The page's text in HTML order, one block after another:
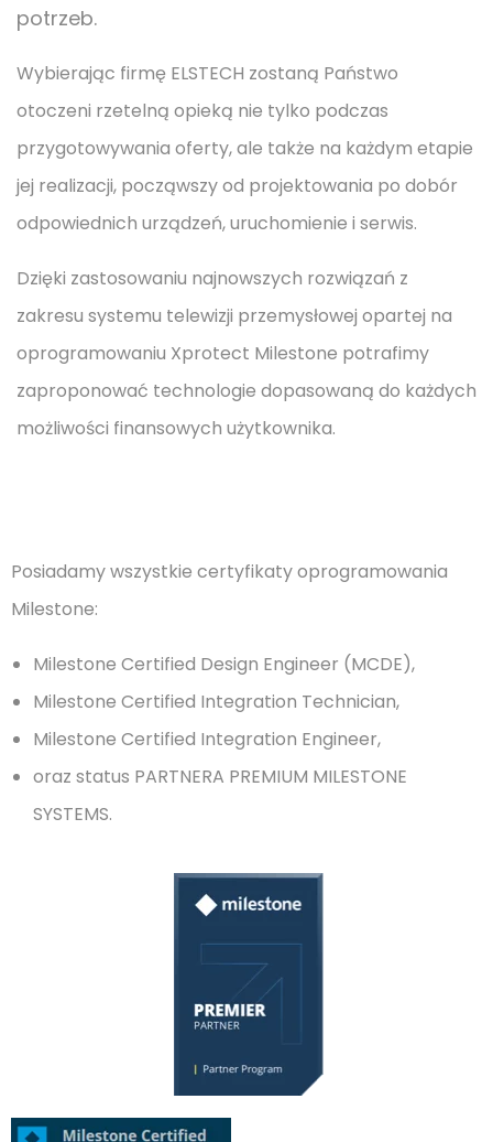
potrzeb.
Wybierając firmę ELSTECH zostaną Państwo
otoczeni rzetelną opieką nie tylko podczas
przygotowywania oferty, ale także na każdym etapie
jej realizacji, począwszy od projektowania po dobór
odpowiednich urządzeń, uruchomienie i serwis.
Dzięki zastosowaniu najnowszych rozwiązań z
zakresu systemu telewizji przemysłowej opartej na
oprogramowaniu Xprotect Milestone potrafimy
zaproponować technologie dopasowaną do każdych
możliwości finansowych użytkownika.
Posiadamy wszystkie certyfikaty oprogramowania
Milestone:
Milestone Certified Design Engineer (MCDE),
Milestone Certified Integration Technician,
Milestone Certified Integration Engineer,
oraz status PARTNERA PREMIUM MILESTONE
SYSTEMS.